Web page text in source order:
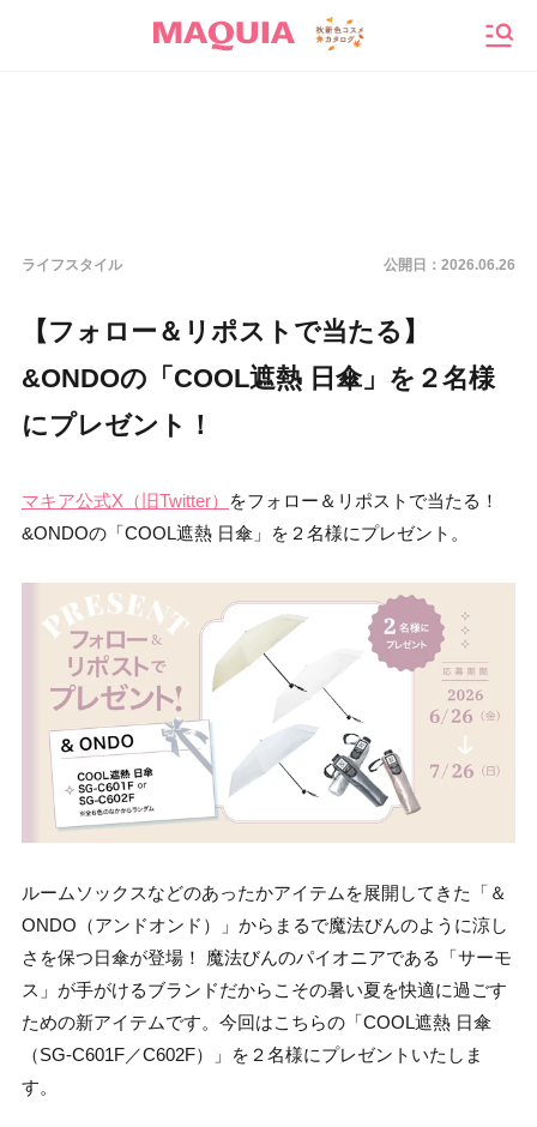
ライフスタイル 公開日： 2026.06.26
【フォロー＆リポストで当たる】
&ONDOの「COOL遮熱 日傘」を２名様
にプレゼント！
マキア公式X（旧Twitter）
をフォロー＆リポストで当たる！
&ONDOの「COOL遮熱 日傘」を２名様にプレゼント。
ルームソックスなどのあったかアイテムを展開してきた「＆
ONDO（アンドオンド）」からまるで魔法びんのように涼し
さを保つ日傘が登場！ 魔法びんのパイオニアである「サーモ
ス」が手がけるブランドだからこその暑い夏を快適に過ごす
ための新アイテムです。今回はこちらの「COOL遮熱 日傘
（SG-C601F／C602F）」を２名様にプレゼントいたしま
す。